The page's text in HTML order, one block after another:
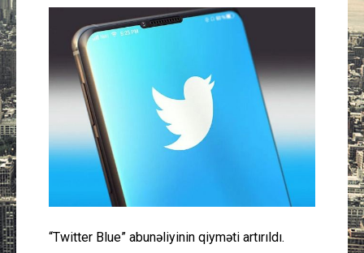
Güney Azərbaycan
Mədəniyyət
Müsahibə
“Twitter Blue” abunəliyinin qiyməti artırıldı.